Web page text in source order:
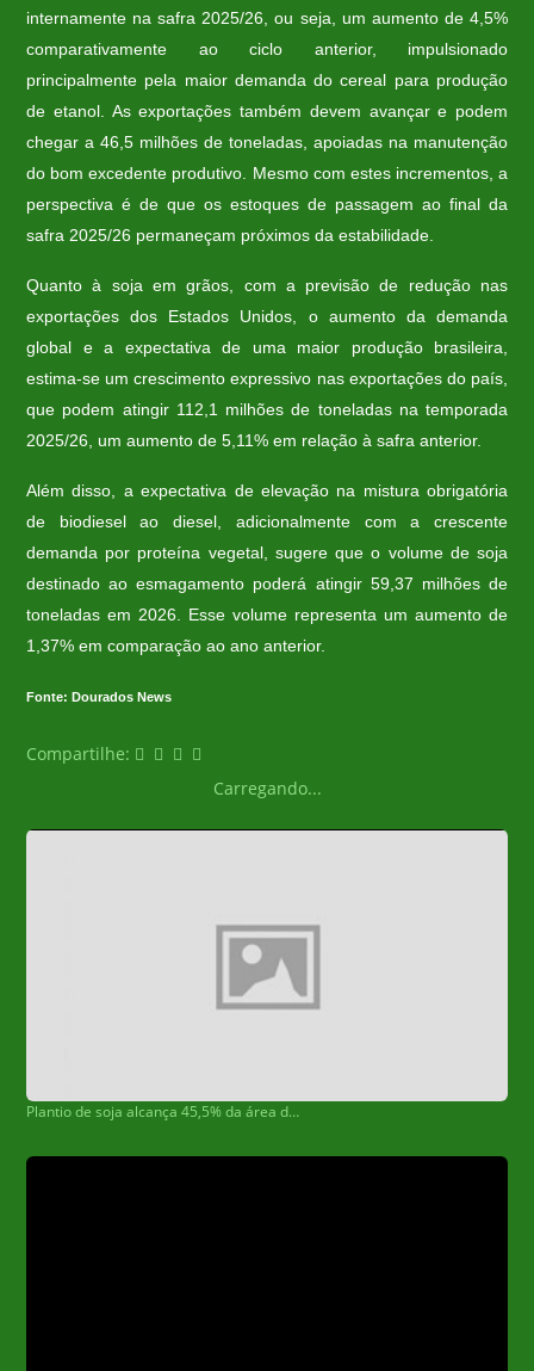
internamente na safra 2025/26, ou seja, um aumento de 4,5%
comparativamente ao ciclo anterior, impulsionado
principalmente pela maior demanda do cereal para produção
de etanol. As exportações também devem avançar e podem
chegar a 46,5 milhões de toneladas, apoiadas na manutenção
do bom excedente produtivo. Mesmo com estes incrementos, a
perspectiva é de que os estoques de passagem ao final da
safra 2025/26 permaneçam próximos da estabilidade.
Quanto à soja em grãos, com a previsão de redução nas
exportações dos Estados Unidos, o aumento da demanda
global e a expectativa de uma maior produção brasileira,
estima-se um crescimento expressivo nas exportações do país,
que podem atingir 112,1 milhões de toneladas na temporada
2025/26, um aumento de 5,11% em relação à safra anterior.
Além disso, a expectativa de elevação na mistura obrigatória
de biodiesel ao diesel, adicionalmente com a crescente
demanda por proteína vegetal, sugere que o volume de soja
destinado ao esmagamento poderá atingir 59,37 milhões de
toneladas em 2026. Esse volume representa um aumento de
1,37% em comparação ao ano anterior.
Fonte: Dourados News
Compartilhe:
Carregando...
Plantio de soja alcança 45,5% da área destinada à cultura em MS